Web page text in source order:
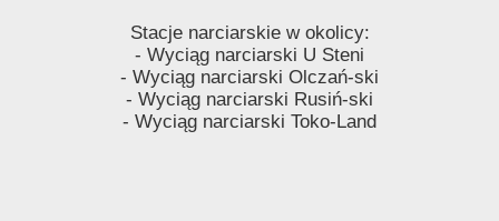
Stacje narciarskie w okolicy:
- Wyciąg narciarski U Steni
- Wyciąg narciarski Olczań-ski
- Wyciąg narciarski Rusiń-ski
- Wyciąg narciarski Toko-Land